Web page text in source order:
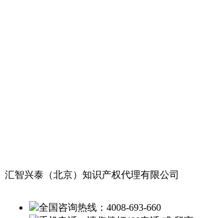
汇智兴泰（北京）知识产权代理有限公司
全国咨询热线： 4008-693-660